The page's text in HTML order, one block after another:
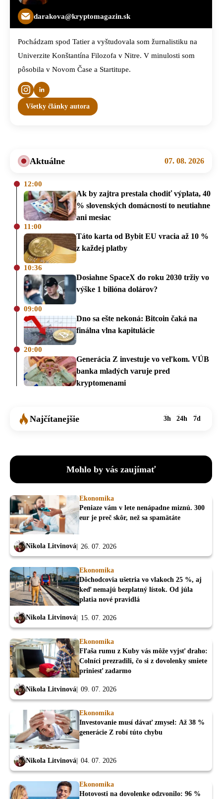
darakova@kryptomagazin.sk
Pochádzam spod Tatier a vyštudovala som žurnalistiku na
Univerzite Konštantína Filozofa v Nitre. V minulosti som
pôsobila v Novom Čase a Startitupe.
Všetky články autora
Aktuálne 07. 08. 2026
12:00
Ak by zajtra prestala chodiť výplata, 40
% slovenských domácností to neutiahne
ani mesiac
11:00
Táto karta od Bybit EU vracia až 10 %
z každej platby
10:36
Dosiahne SpaceX do roku 2030 tržiy vo
výške 1 bilióna dolárov?
09:00
Dno sa ešte nekoná: Bitcoin čaká na
finálna vlna kapitulácie
20:00
Generácia Z investuje vo veľkom. VÚB
banka mladých varuje pred
kryptomenami
Najčítanejšie 3h 24h 7d
Mohlo by vás zaujímať
Ekonomika
Peniaze vám v lete nenápadne miznú. 300
eur je preč skôr, než sa spamätáte
Nikola Litvinová 26. 07. 2026
Ekonomika
Dôchodcovia ušetria vo vlakoch 25 %, aj
keď nemajú bezplatný lístok. Od júla
platia nové pravidlá
Nikola Litvinová 15. 07. 2026
Ekonomika
Fľaša rumu z Kuby vás môže vyjsť draho:
Colníci prezradili, čo si z dovolenky smiete
priniesť zadarmo
Nikola Litvinová 09. 07. 2026
Ekonomika
Investovanie musí dávať zmysel: Až 38 %
generácie Z robí túto chybu
Nikola Litvinová 04. 07. 2026
Ekonomika
Hotovosti na dovolenke odzvonilo: 96 %